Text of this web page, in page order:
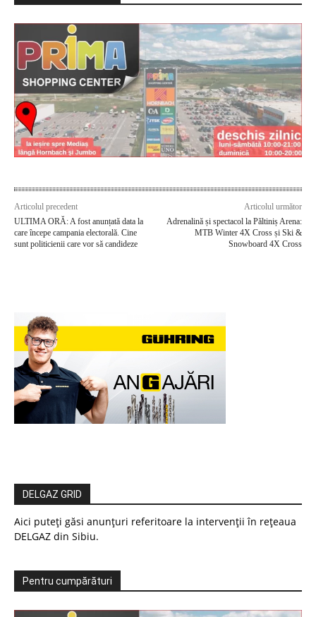
Articolul precedent
ULTIMA ORĂ: A fost anunțată data la
care începe campania electorală. Cine
sunt politicienii care vor să candideze
Articolul următor
Adrenalină și spectacol la Păltiniș Arena:
MTB Winter 4X Cross și Ski &
Snowboard 4X Cross
DELGAZ GRID
Aici puteți găsi anunțuri referitoare la intervenții în rețeaua
DELGAZ din Sibiu.
Pentru cumpărături